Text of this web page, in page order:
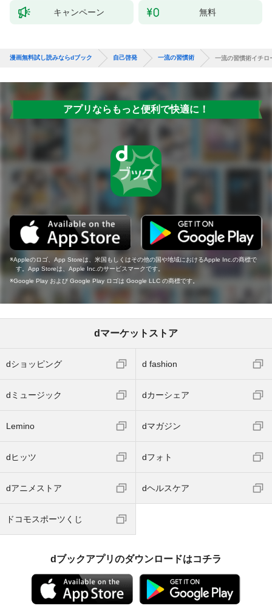
キャンペーン 無料
漫画無料試し読みならdブック 自己啓発 一流の習慣術 一流の習慣術イチロ
アプリならもっと便利で快適に！
Appleのロゴ、App Storeは、米国もしくはその他の国や地域におけるApple Inc.の商標で
す。App Storeは、Apple Inc.のサービスマークです。
Google Play および Google Play ロゴは Google LLC の商標です。
dマーケットストア
dショッピング d fashion
dミュージック dカーシェア
Lemino dマガジン
dヒッツ dフォト
dアニメストア dヘルスケア
ドコモスポーツくじ
dブックアプリのダウンロードはコチラ